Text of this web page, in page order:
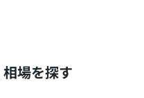
場を探す